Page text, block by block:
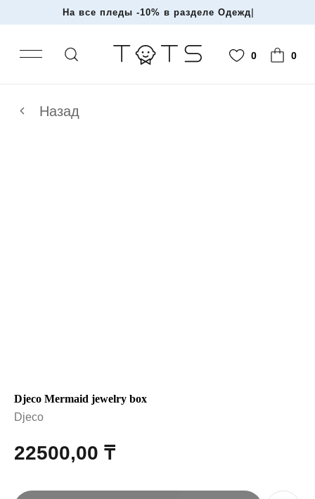
На все пледы -10% в разделе Одежда и
Djeco Mermaid jewelry box
Djeco
22500,00 ₸